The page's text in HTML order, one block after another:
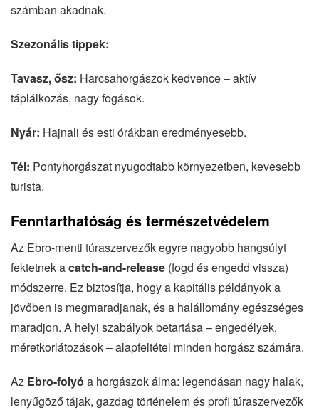
számban akadnak.
Szezonális tippek:
Tavasz, ősz: Harcsahorgászok kedvence – aktív
táplálkozás, nagy fogások.
Nyár: Hajnali és esti órákban eredményesebb.
Tél: Pontyhorgászat nyugodtabb környezetben, kevesebb
turista.
Fenntarthatóság és természetvédelem
Az Ebro-menti túraszervezők egyre nagyobb hangsúlyt
fektetnek acatch-and-release (fogd és engedd vissza)
módszerre. Ez biztosítja, hogy a kapitális példányok a
jövőben is megmaradjanak, és a halállomány egészséges
maradjon. A helyi szabályok betartása – engedélyek,
méretkorlátozások – alapfeltétel minden horgász számára.
Az Ebro-folyó a horgászok álma: legendásan nagy halak,
lenyűgöző tájak, gazdag történelem és profi túraszervezők